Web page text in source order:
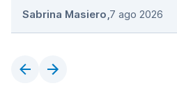
Sabrina Masiero,7 ago 2026